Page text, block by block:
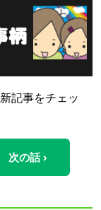
記事をチェッ
次の話 ›